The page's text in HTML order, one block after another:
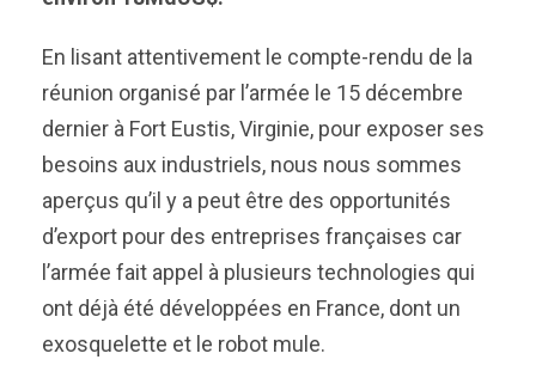
En lisant attentivement le compte-rendu de la
réunion organisé par l’armée le 15 décembre
dernier à Fort Eustis, Virginie, pour exposer ses
besoins aux industriels, nous nous sommes
aperçus qu’il y a peut être des opportunités
d’export pour des entreprises françaises car
l’armée fait appel à plusieurs technologies qui
ont déjà été développées en France, dont un
exosquelette et le robot mule.